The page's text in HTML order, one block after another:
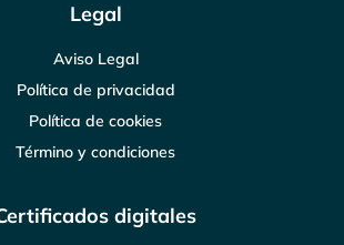
Legal
Aviso Legal
Política de privacidad
Política de cookies
Término y condiciones
digitales